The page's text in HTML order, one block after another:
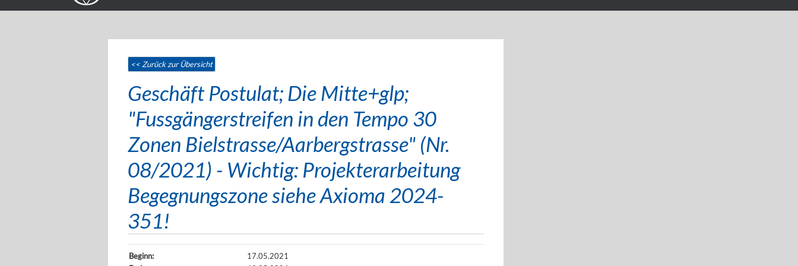
<< Zurück zur Übersicht
Geschäft Postulat; Die Mitte+glp;
"Fussgängerstreifen in den Tempo 30
Zonen Bielstrasse/Aarbergstrasse" (Nr.
08/2021) - Wichtig: Projekterarbeitung
Begegnungszone siehe Axioma 2024-
351!
Beginn:
17.05.2021